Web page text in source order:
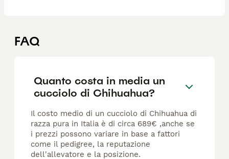
FAQ
Quanto costa in media un
cucciolo di Chihuahua?
Il costo medio di un cucciolo di Chihuahua di
razza pura in Italia è di circa 689€ ,anche se
i prezzi possono variare in base a fattori
come il pedigree, la reputazione
dell'allevatore e la posizione.